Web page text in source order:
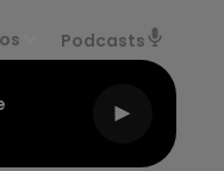
Podcasts